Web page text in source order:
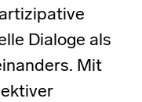
Dialoge als
Mit